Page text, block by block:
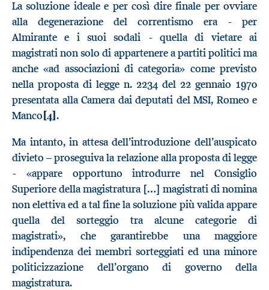
La soluzione ideale e per così dire finale per ovviare
alla degenerazione del correntismo era - per
Almirante e i suoi sodali - quella di vietare ai
magistrati non solo di appartenere a partiti politici ma
anche «ad associazioni di categoria» come previsto
nella proposta di legge n. 2234 del 22 gennaio 1970
presentata alla Camera dai deputati del MSI, Romeo e
Manco [4].
Ma intanto, in attesa dell’introduzione dell’auspicato
divieto – proseguiva la relazione alla proposta di legge
- «appare opportuno introdurre nel Consiglio
Superiore della magistratura […] magistrati di nomina
non elettiva ed a tal fine la soluzione più valida appare
quella del sorteggio tra alcune categorie di
magistrati», che garantirebbe una maggiore
indipendenza dei membri sorteggiati ed una minore
politicizzazione dell’organo di governo della
magistratura.